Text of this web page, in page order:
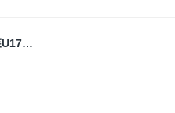
拜耳04勒沃库森U17